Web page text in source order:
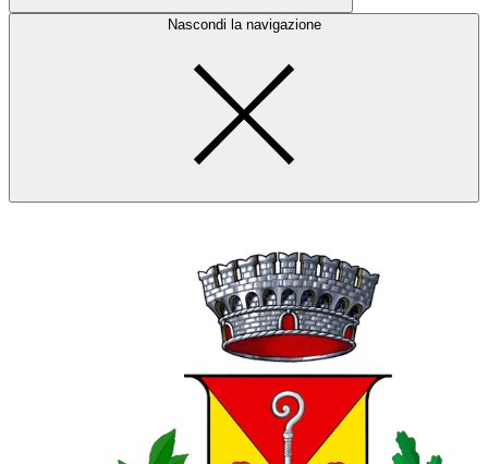
Nascondi la navigazione